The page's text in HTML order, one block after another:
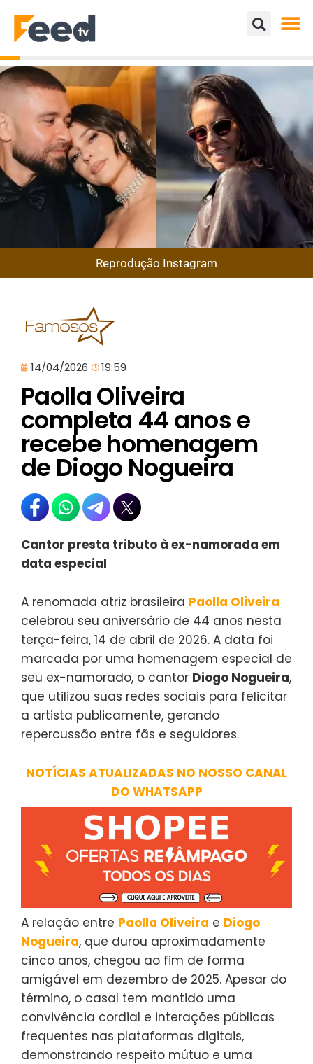
Reprodução Instagram
14/04/2026 19:59
Paolla Oliveira
completa 44 anos e
recebe homenagem
de Diogo Nogueira
Cantor presta tributo à ex-namorada em
data especial
A renomada atriz brasileira Paolla Oliveira
celebrou seu aniversário de 44 anos nesta
terça-feira, 14 de abril de 2026. A data foi
marcada por uma homenagem especial de
seu ex-namorado, o cantor Diogo Nogueira,
que utilizou suas redes sociais para felicitar
a artista publicamente, gerando
repercussão entre fãs e seguidores.
NOTÍCIAS ATUALIZADAS NO NOSSO CANAL
DO WHATSAPP
A relação entre Paolla Oliveira e Diogo
Nogueira, que durou aproximadamente
cinco anos, chegou ao fim de forma
amigável em dezembro de 2025. Apesar do
término, o casal tem mantido uma
convivência cordial e interações públicas
frequentes nas plataformas digitais,
demonstrando respeito mútuo e uma